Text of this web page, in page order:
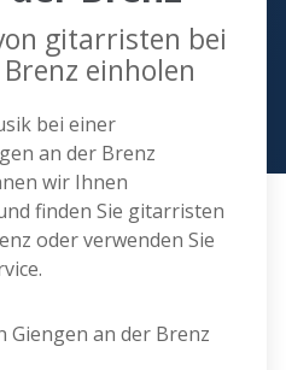
gitarristen bei
einholen
bei einer
an der Brenz
wir Ihnen
finden Sie gitarristen
oder verwenden Sie
Giengen an der Brenz